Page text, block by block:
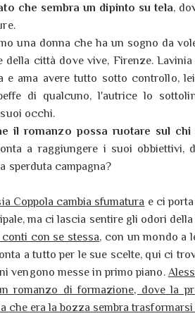
che sembra un dipinto su tela,
una donna che ha un sogno da
della città dove vive, Firenze.
e ama avere tutto sotto controllo,
di qualcuno, l'autrice lo
occhi.
il romanzo possa ruotare sul chi
a raggiungere i suoi
sperduta campagna?
Coppola cambia sfumatura e ci
ma ci lascia sentire gli odori
con se stessa, con un mondo a
a tutto per le sue scelte, qui ci
vengono messe in primo piano.
romanzo di formazione, dove la
che era la bozza sembra